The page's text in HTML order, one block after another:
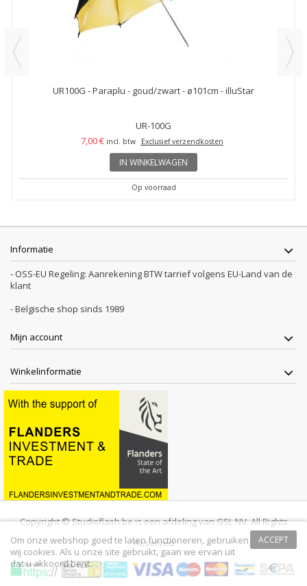
UR100G - Paraplu - goud/zwart - ø101cm - illuStar
UR-100G
7,00 € incl. btw Exclusief verzendkosten
IN WINKELWAGEN
Op voorraad
Informatie
- OSS-EU Regeling: Aanrekening BTW tarrief volgens EU-Land van de
klant
- Belgische shop sinds 1989
Mijn account
Winkelinformatie
Copyright © Studioflash.be is een afdeling van GSL NV. All Rights
Reserved
ACCEPT
Om onze webshop goed te laten functioneren, gebruiken
wij cookies. Als u onze site gebruikt, gaan we ervan uit
dat u akkoord bent.